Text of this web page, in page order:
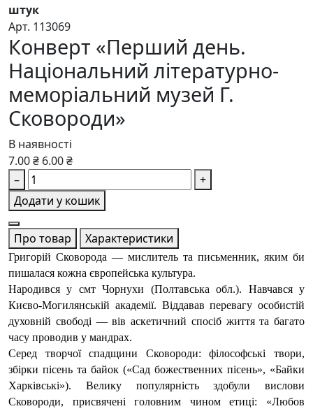
штук
Арт. 113069
Конверт «Перший день.
Національний літературно-
меморіальний музей Г.
Сковороди»
В наявності
7.00 ₴ 6.00 ₴
–
+
Додати у кошик
Про товар Характеристики
Григорій Сковорода — мислитель та письменник, яким би
пишалася кожна європейська культура.
Народився у смт Чорнухи (Полтавська обл.). Навчався у
Києво-Могилянській академії. Віддавав перевагу особистій
духовній свободі — вів аскетичний спосіб життя та багато
часу проводив у мандрах.
Серед творчої спадщини Сковороди: філософські твори,
збірки пісень та байок («Сад божественних пісень», «Байки
Харківські»). Велику популярність здобули вислови
Сковороди, присвячені головним чином етиці: «Любов